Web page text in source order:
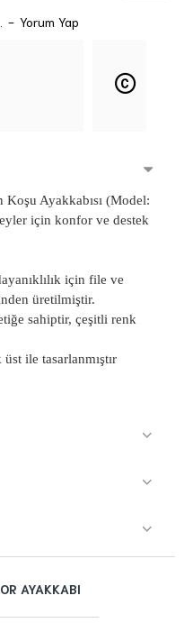
- Yorum Yap
AYAKKABI
Ayakkabısı (Model:
için konfor ve destek
için file ve
üretilmiştir.
sahiptir, çeşitli renk
ile tasarlanmıştır